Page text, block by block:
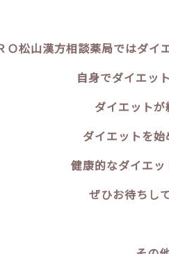
Ｏ松山漢方相談薬局ではダイ
自身でダイエッ
ダイエット
ダイエットを
健康的なダイエ
ぜひお待ちし